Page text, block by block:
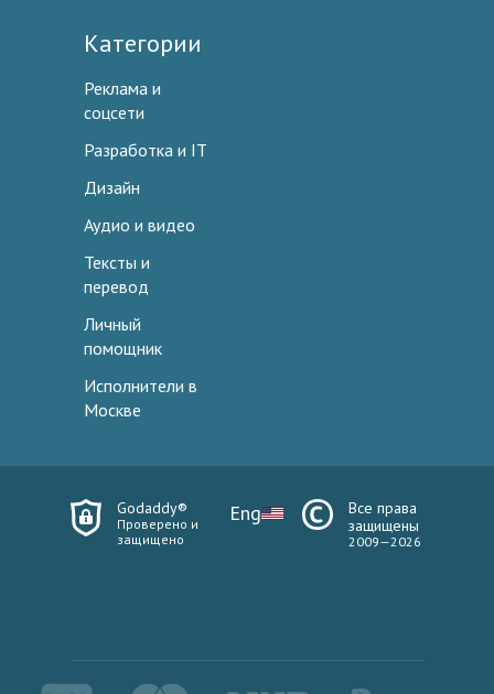
Категории
Реклама и
соцсети
Разработка и IT
Дизайн
Аудио и видео
Тексты и
перевод
Личный
помощник
Исполнители в
Москве
Godaddy®
Проверено и
защищено
Eng
Все права
защищены
2009—2026